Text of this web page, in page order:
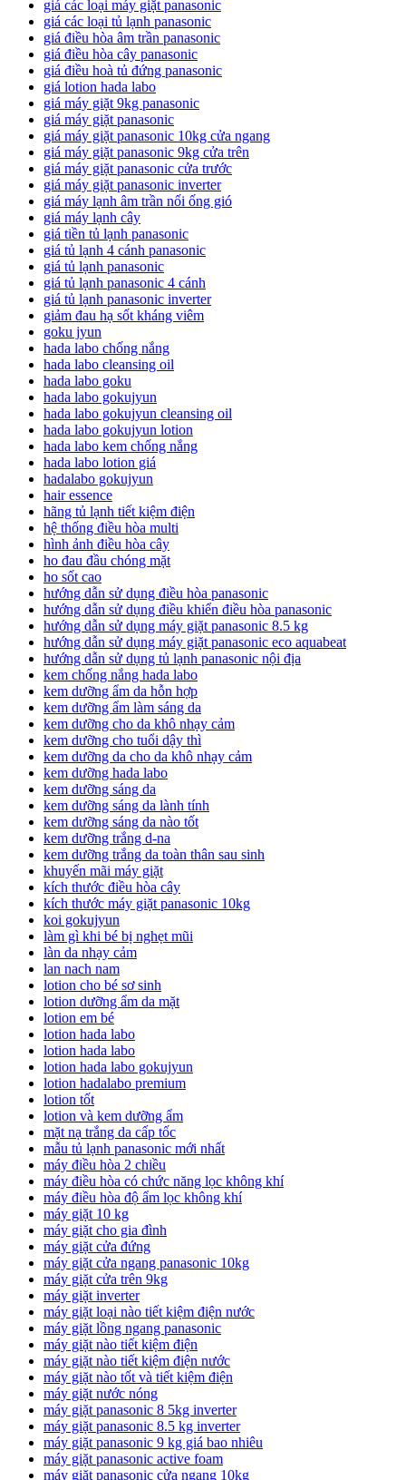
giá các loại máy giặt panasonic
giá các loại tủ lạnh panasonic
giá điều hòa âm trần panasonic
giá điều hòa cây panasonic
giá điều hoà tủ đứng panasonic
giá lotion hada labo
giá máy giặt 9kg panasonic
giá máy giặt panasonic
giá máy giặt panasonic 10kg cửa ngang
giá máy giặt panasonic 9kg cửa trên
giá máy giặt panasonic cửa trước
giá máy giặt panasonic inverter
giá máy lạnh âm trần nối ống gió
giá máy lạnh cây
giá tiền tủ lạnh panasonic
giá tủ lạnh 4 cánh panasonic
giá tủ lạnh panasonic
giá tủ lạnh panasonic 4 cánh
giá tủ lạnh panasonic inverter
giảm đau hạ sốt kháng viêm
goku jyun
hada labo chống nắng
hada labo cleansing oil
hada labo goku
hada labo gokujyun
hada labo gokujyun cleansing oil
hada labo gokujyun lotion
hada labo kem chống nắng
hada labo lotion giá
hadalabo gokujyun
hair essence
hãng tủ lạnh tiết kiệm điện
hệ thống điều hòa multi
hình ảnh điều hòa cây
ho đau đầu chóng mặt
ho sốt cao
hướng dẫn sử dụng điều hòa panasonic
hướng dẫn sử dụng điều khiển điều hòa panasonic
hướng dẫn sử dụng máy giặt panasonic 8.5 kg
hướng dẫn sử dụng máy giặt panasonic eco aquabeat
hướng dẫn sử dụng tủ lạnh panasonic nội địa
kem chống nắng hada labo
kem dưỡng ẩm da hỗn hợp
kem dưỡng ẩm làm sáng da
kem dưỡng cho da khô nhạy cảm
kem dưỡng cho tuổi dậy thì
kem dưỡng da cho da khô nhạy cảm
kem dưỡng hada labo
kem dưỡng sáng da
kem dưỡng sáng da lành tính
kem dưỡng sáng da nào tốt
kem dưỡng trắng d-na
kem dưỡng trắng da toàn thân sau sinh
khuyến mãi máy giặt
kích thước điều hòa cây
kích thước máy giặt panasonic 10kg
koi gokujyun
làm gì khi bé bị nghẹt mũi
làn da nhạy cảm
lan nach nam
lotion cho bé sơ sinh
lotion dưỡng ẩm da mặt
lotion em bé
lotion hada labo
lotion hada labo
lotion hada labo gokujyun
lotion hadalabo premium
lotion tốt
lotion và kem dưỡng ẩm
mặt nạ trắng da cấp tốc
mẫu tủ lạnh panasonic mới nhất
máy điều hòa 2 chiều
máy điều hòa có chức năng lọc không khí
máy điều hòa độ ẩm lọc không khí
máy giặt 10 kg
máy giặt cho gia đình
máy giặt cửa đứng
máy giặt cửa ngang panasonic 10kg
máy giặt cửa trên 9kg
máy giặt inverter
máy giặt loại nào tiết kiệm điện nước
máy giặt lồng ngang panasonic
máy giặt nào tiết kiệm điện
máy giặt nào tiết kiệm điện nước
máy giặt nào tốt và tiết kiệm điện
máy giặt nước nóng
máy giặt panasonic 8 5kg inverter
máy giặt panasonic 8.5 kg inverter
máy giặt panasonic 9 kg giá bao nhiêu
máy giặt panasonic active foam
máy giặt panasonic cửa ngang 10kg